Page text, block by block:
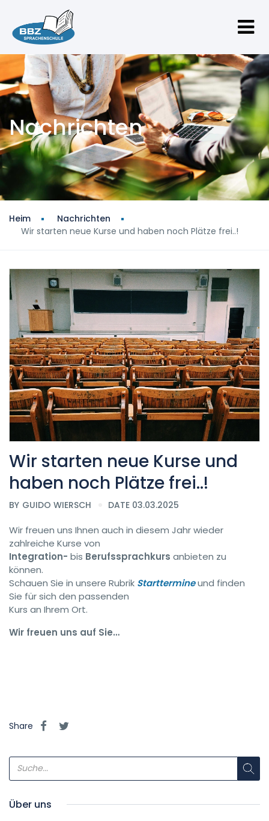
Nachrichten
Heim
Nachrichten
Wir starten neue Kurse und haben noch Plätze frei..!
Wir starten neue Kurse und
haben noch Plätze frei..!
BY GUIDO WIERSCH DATE 03.03.2025
Wir freuen uns Ihnen auch in diesem Jahr wieder
zahlreiche Kurse von
Integration- bis Berufssprachkurs anbieten zu
können.
Schauen Sie in unsere Rubrik Starttermineund finden
Sie für sich den passenden
Kurs an Ihrem Ort.
Wir freuen uns auf Sie…
Share
Über uns